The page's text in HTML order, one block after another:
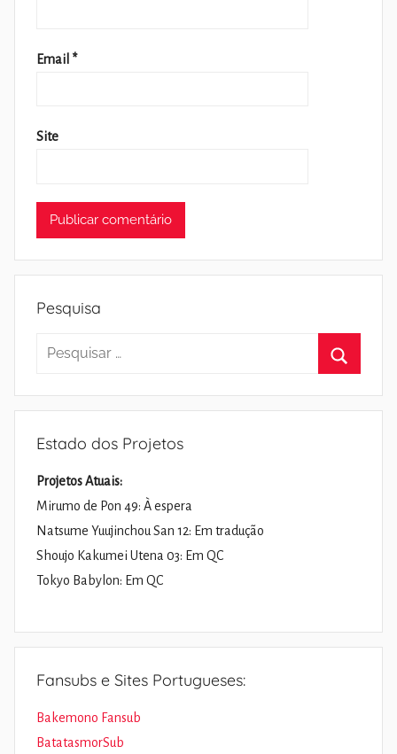
Email *
Site
Pesquisa
Pesquisar
Estado dos Projetos
Projetos Atuais:
Mirumo de Pon 49: À espera
Natsume Yuujinchou San 12: Em tradução
Shoujo Kakumei Utena 03: Em QC
Tokyo Babylon: Em QC
Fansubs e Sites Portugueses:
Bakemono Fansub
BatatasmorSub